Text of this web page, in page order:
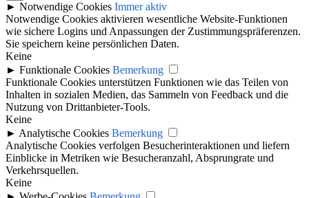
► Notwendige Cookies Immer aktiv
Notwendige Cookies aktivieren wesentliche Website-Funktionen
wie sichere Logins und Anpassungen der Zustimmungspräferenzen.
Sie speichern keine persönlichen Daten.
Keine
► Funktionale Cookies Bemerkung
Funktionale Cookies unterstützen Funktionen wie das Teilen von
Inhalten in sozialen Medien, das Sammeln von Feedback und die
Nutzung von Drittanbieter-Tools.
Keine
► Analytische Cookies Bemerkung
Analytische Cookies verfolgen Besucherinteraktionen und liefern
Einblicke in Metriken wie Besucheranzahl, Absprungrate und
Verkehrsquellen.
Keine